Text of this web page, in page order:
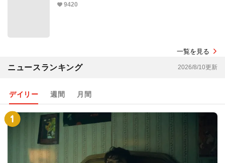
9420
一覧を見る
ニュースランキング 2026/8/10更新
デイリー 週間 月間